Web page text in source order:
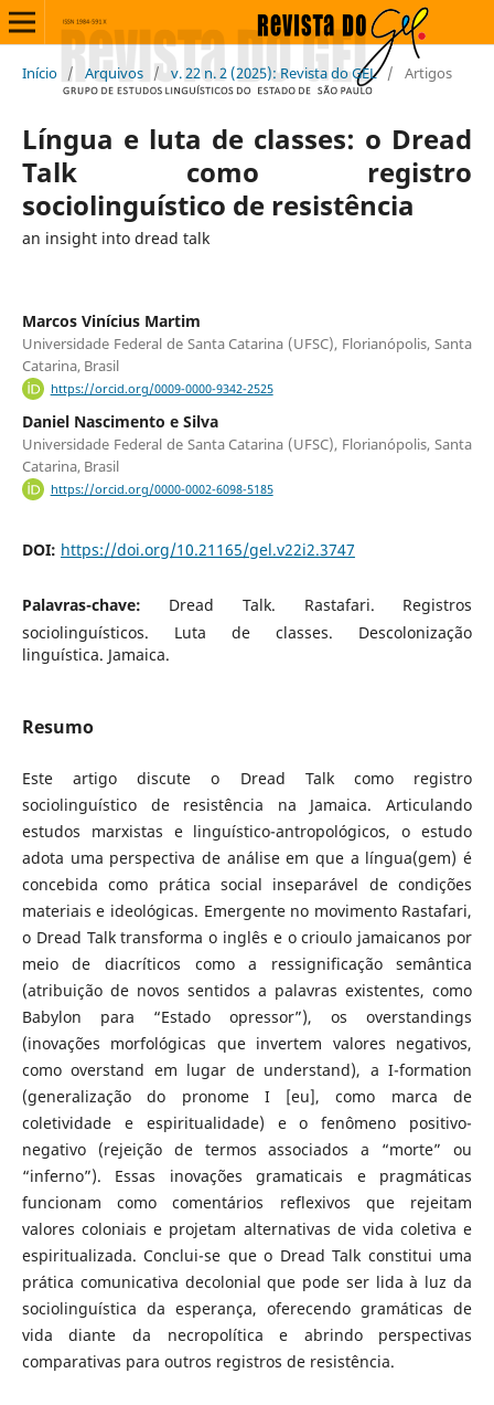
Início / Arquivos / v. 22 n. 2 (2025): Revista do GEL / Artigos
Língua e luta de classes: o Dread
Talk como registro
sociolinguístico de resistência
an insight into dread talk
Marcos Vinícius Martim
Universidade Federal de Santa Catarina (UFSC), Florianópolis, Santa
Catarina, Brasil
https://orcid.org/0009-0000-9342-2525
Daniel Nascimento e Silva
Universidade Federal de Santa Catarina (UFSC), Florianópolis, Santa
Catarina, Brasil
https://orcid.org/0000-0002-6098-5185
DOI: https://doi.org/10.21165/gel.v22i2.3747
Palavras-chave: Dread Talk. Rastafari. Registros
sociolinguísticos. Luta de classes. Descolonização
linguística. Jamaica.
Resumo
Este artigo discute o Dread Talk como registro
sociolinguístico de resistência na Jamaica. Articulando
estudos marxistas e linguístico-antropológicos, o estudo
adota uma perspectiva de análise em que a língua(gem) é
concebida como prática social inseparável de condições
materiais e ideológicas. Emergente no movimento Rastafari,
o Dread Talk transforma o inglês e o crioulo jamaicanos por
meio de diacríticos como a ressignificação semântica
(atribuição de novos sentidos a palavras existentes, como
Babylon para “Estado opressor”), os overstandings
(inovações morfológicas que invertem valores negativos,
como overstand em lugar de understand), a I-formation
(generalização do pronome I [eu], como marca de
coletividade e espiritualidade) e o fenômeno positivo-
negativo (rejeição de termos associados a “morte” ou
“inferno”). Essas inovações gramaticais e pragmáticas
funcionam como comentários reflexivos que rejeitam
valores coloniais e projetam alternativas de vida coletiva e
espiritualizada. Conclui-se que o Dread Talk constitui uma
prática comunicativa decolonial que pode ser lida à luz da
sociolinguística da esperança, oferecendo gramáticas de
vida diante da necropolítica e abrindo perspectivas
comparativas para outros registros de resistência.